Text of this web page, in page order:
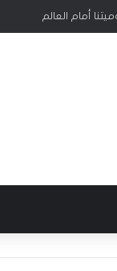
أمام العالم